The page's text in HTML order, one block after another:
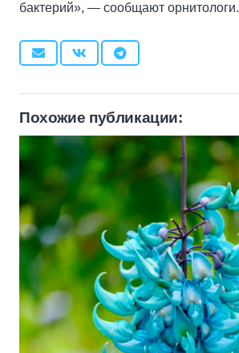
бактерий», — сообщают орнитологи.
Похожие публикации: